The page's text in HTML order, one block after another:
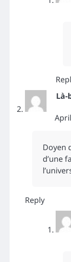
Là-
Doyen
d’une
Reply